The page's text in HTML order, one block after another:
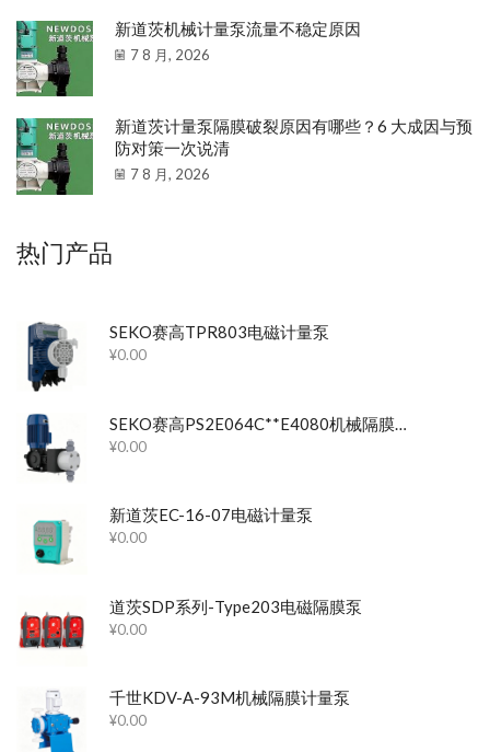
新道茨机械计量泵流量不稳定原因
7 8 月, 2026
新道茨计量泵隔膜破裂原因有哪些？6 大成因与预
防对策一次说清
7 8 月, 2026
热门产品
SEKO赛高TPR803电磁计量泵
¥0.00
¥0.00
新道茨EC-16-07电磁计量泵
¥0.00
道茨SDP系列-Type203电磁隔膜泵
¥0.00
千世KDV-A-93M机械隔膜计量泵
¥0.00